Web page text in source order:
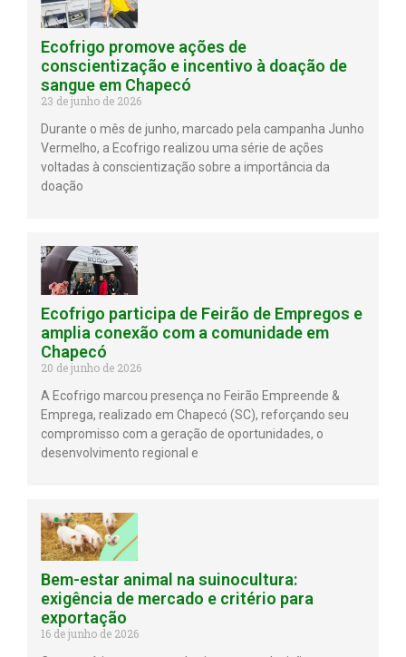
Ecofrigo promove ações de
conscientização e incentivo à doação de
sangue em Chapecó
23 de junho de 2026
Durante o mês de junho, marcado pela campanha Junho
Vermelho, a Ecofrigo realizou uma série de ações
voltadas à conscientização sobre a importância da
doação
Ecofrigo participa de Feirão de Empregos e
amplia conexão com a comunidade em
Chapecó
20 de junho de 2026
A Ecofrigo marcou presença no Feirão Empreende &
Emprega, realizado em Chapecó (SC), reforçando seu
compromisso com a geração de oportunidades, o
desenvolvimento regional e
Bem-estar animal na suinocultura:
exigência de mercado e critério para
exportação
16 de junho de 2026